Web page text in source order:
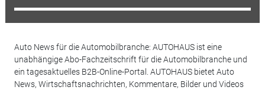
Auto News für die Automobilbranche: AUTOHAUS ist eine
unabhängige Abo-Fachzeitschrift für die Automobilbranche und
ein tagesaktuelles B2B-Online-Portal. AUTOHAUS bietet Auto
News, Wirtschaftsnachrichten, Kommentare, Bilder und Videos